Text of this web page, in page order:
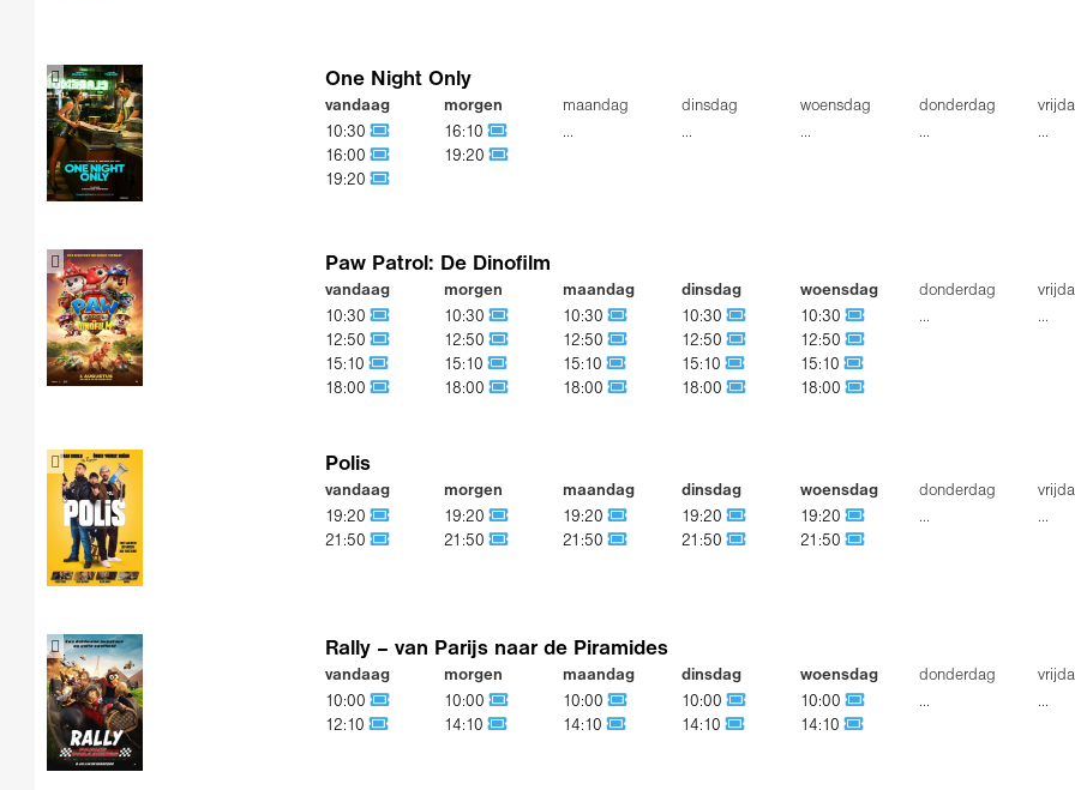
One Night Only
vandaag
10:30
16:00
19:20
morgen
16:10
19:20
maandag
...
dinsdag
...
woensdag
...
donderdag
...
...
Paw Patrol: De Dinofilm
vandaag
10:30
12:50
15:10
18:00
morgen
10:30
12:50
15:10
18:00
maandag
10:30
12:50
15:10
18:00
dinsdag
10:30
12:50
15:10
18:00
woensdag
10:30
12:50
15:10
18:00
donderdag
...
...
Polis
vandaag
19:20
21:50
morgen
19:20
21:50
maandag
19:20
21:50
dinsdag
19:20
21:50
woensdag
19:20
21:50
donderdag
...
...
Rally – van Parijs naar de Piramides
vandaag
10:00
12:10
morgen
10:00
14:10
maandag
10:00
14:10
dinsdag
10:00
14:10
woensdag
10:00
14:10
donderdag
...
...